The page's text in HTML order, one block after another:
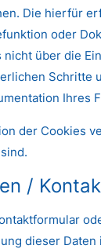
Die hierfür
oder
über die
Schritte
Ihres
der Cookies
/
dieser